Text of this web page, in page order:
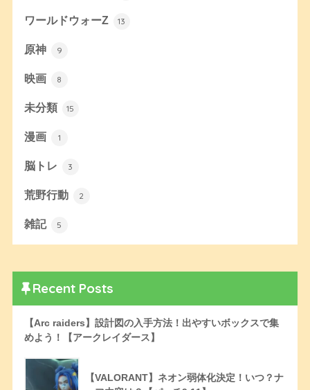
ワールドウォーZ 13
原神 9
映画 8
未分類 15
漫画 1
脳トレ 3
荒野行動 2
雑記 5
Recent Posts
【Arc raiders】設計図の入手方法！出やすいボックスで集
めよう！【アークレイダース】
【VALORANT】ネオン弱体化決定！いつ？ナ